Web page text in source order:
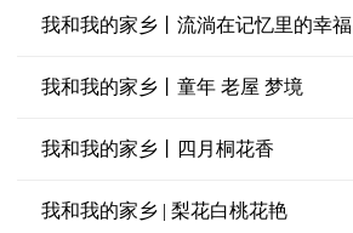
我和我的家乡丨流淌在记忆里的幸福
我和我的家乡丨童年 老屋 梦境
我和我的家乡丨四月桐花香
我和我的家乡 | 梨花白桃花艳